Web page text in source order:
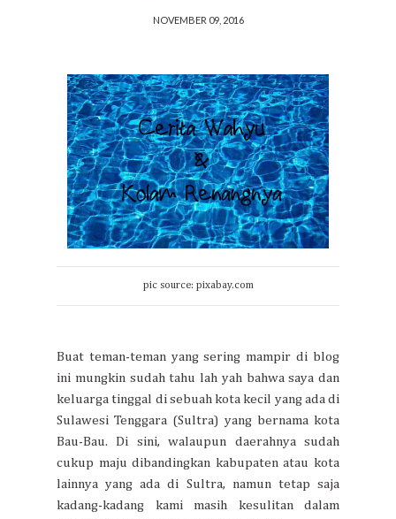
NOVEMBER 09, 2016
pic source: pixabay.com
Buat teman-teman yang sering mampir di blog
ini mungkin sudah tahu lah yah bahwa saya dan
keluarga tinggal di sebuah kota kecil yang ada di
Sulawesi Tenggara (Sultra) yang bernama kota
Bau-Bau. Di sini, walaupun daerahnya sudah
cukup maju dibandingkan kabupaten atau kota
lainnya yang ada di Sultra, namun tetap saja
kadang-kadang kami masih kesulitan dalam